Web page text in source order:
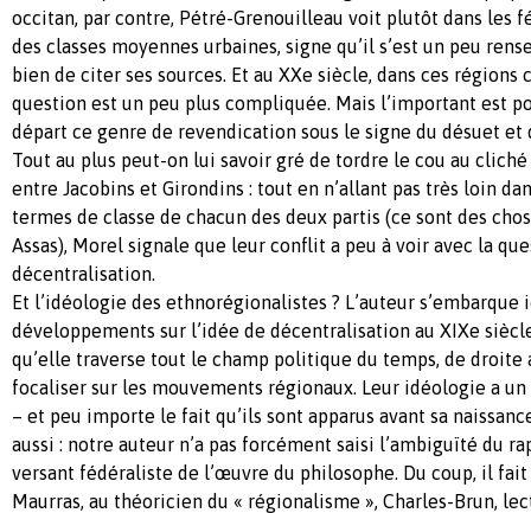
occitan, par contre, Pétré-Grenouilleau voit plutôt dans les
des classes moyennes urbaines, signe qu’il s’est un peu
bien de citer ses sources. Et au XXe siècle, dans ces régions
question est un peu plus compliquée. Mais l’important est
départ ce genre de revendication sous le signe du désuet et
Tout au plus peut-on lui savoir gré de tordre le cou au
entre Jacobins et Girondins : tout en n’allant pas très loin
termes de classe de chacun des deux partis (ce sont des
Assas), Morel signale que leur conflit a peu à voir avec la
décentralisation.
Et l’idéologie des ethnorégionalistes ? L’auteur s’embarque
développements sur l’idée de décentralisation au XIXe
qu’elle traverse tout le champ politique du temps, de droite
focaliser sur les mouvements régionaux. Leur idéologie a
– et peu importe le fait qu’ils sont apparus avant sa
aussi : notre auteur n’a pas forcément saisi l’ambiguïté du
versant fédéraliste de l’œuvre du philosophe. Du coup, il fait
Maurras, au théoricien du « régionalisme », Charles-Brun,